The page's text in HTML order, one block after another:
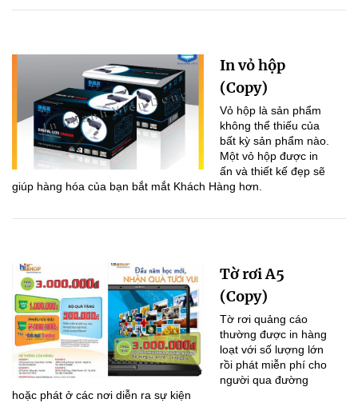
In vỏ hộp
(Copy)
Vỏ hộp là sản phẩm
không thể thiếu của
bất kỳ sản phẩm nào.
Một vỏ hộp được in
ấn và thiết kế đẹp sẽ
giúp hàng hóa của bạn bắt mắt Khách Hàng hơn.
Tờ rơi A5
(Copy)
Tờ rơi quảng cáo
thường được in hàng
loạt với số lượng lớn
rồi phát miễn phí cho
người qua đường
hoặc phát ở các nơi diễn ra sự kiện